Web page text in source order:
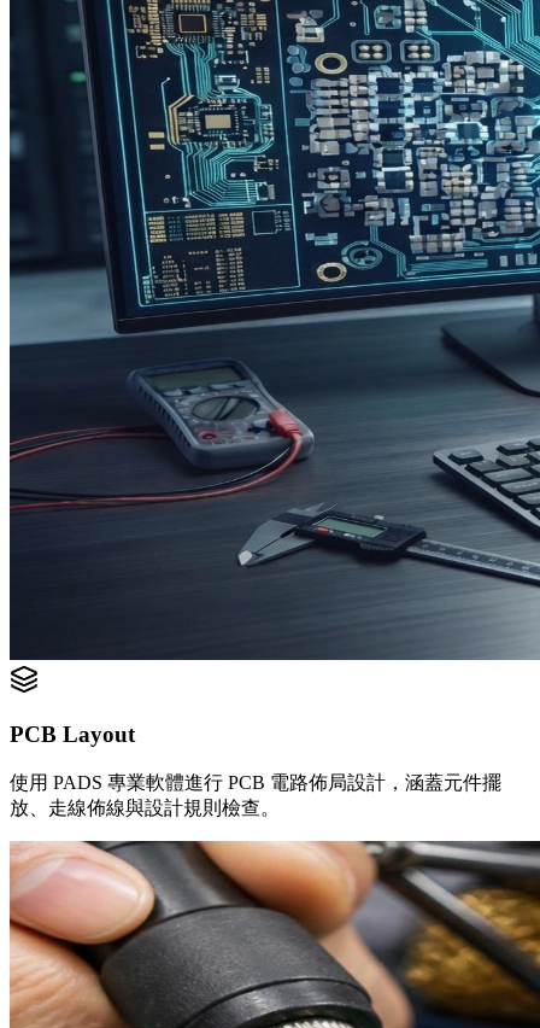
PCB Layout
使用 PADS 專業軟體進行 PCB 電路佈局設計，涵蓋元件擺
放、走線佈線與設計規則檢查。